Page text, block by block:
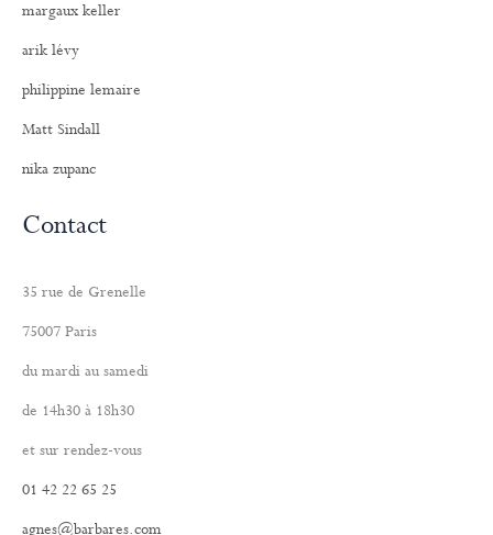
margaux keller
arik lévy
philippine lemaire
Matt Sindall
nika zupanc
Contact
35 rue de Grenelle
75007 Paris
du mardi au samedi
de 14h30 à 18h30
et sur rendez-vous
01 42 22 65 25
agnes@barbares.com